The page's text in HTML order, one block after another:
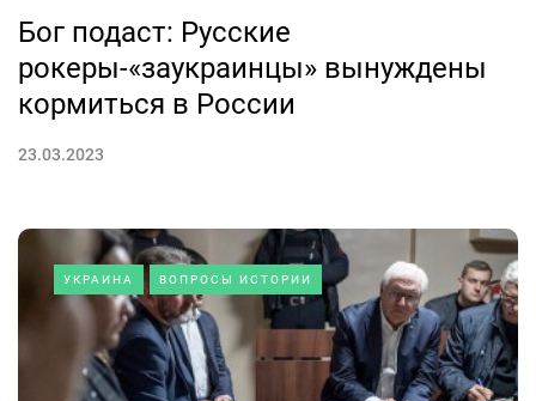
Бог подаст: Русские
рокеры-«заукраинцы» вынуждены
кормиться в России
23.03.2023
УКРАИНА ВОПРОСЫ ИСТОРИИ